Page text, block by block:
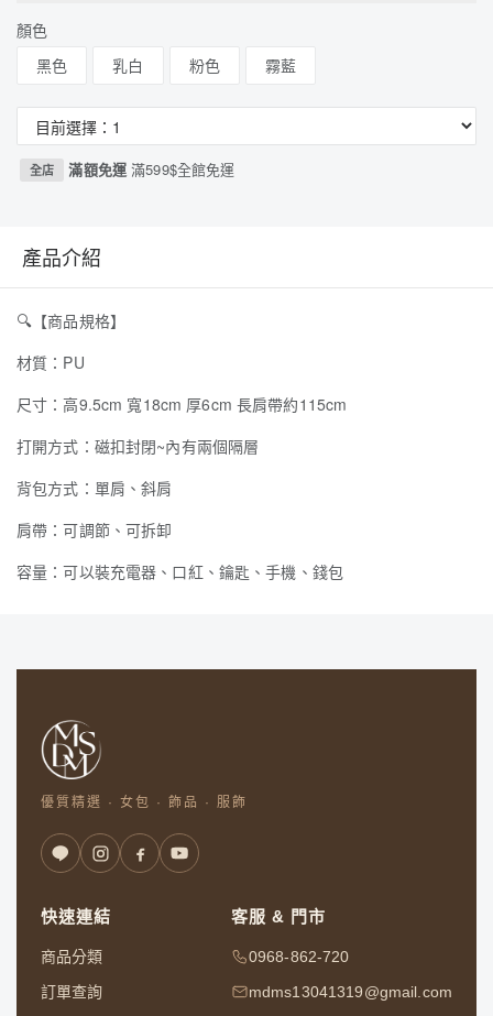
顏色
黑色
乳白 粉色 霧藍
全店 滿額免運滿599$全館免運
產品介紹
🔍 【商品規格】
材質：PU
尺寸：高9.5cm 寬18cm 厚6cm 長肩帶約115cm
打開方式：磁扣封閉~內有兩個隔層
背包方式：單肩、斜肩
肩帶：可調節、可拆卸
容量：可以裝充電器、口紅、鑰匙、手機、錢包
優質精選 · 女包 · 飾品 · 服飾
快速連結
商品分類
訂單查詢
客服 & 門市
0968-862-720
mdms13041319@gmail.com